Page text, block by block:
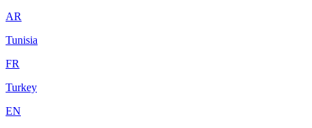
AR
Tunisia
FR
Turkey
EN